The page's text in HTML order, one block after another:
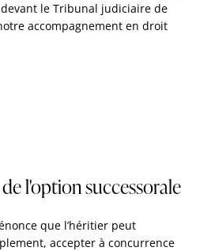
le Tribunal judiciaire de
accompagnement en droit
l'option successorale
que l’héritier peut
accepter à concurrence